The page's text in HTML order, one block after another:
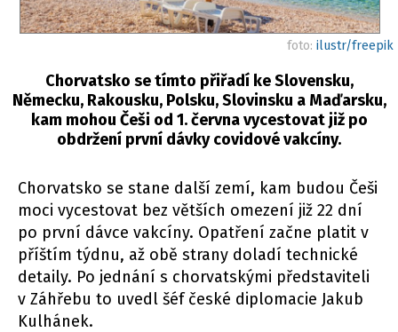
foto: ilustr/freepik
Chorvatsko se tímto přiřadí ke Slovensku,
Německu, Rakousku, Polsku, Slovinsku a Maďarsku,
kam mohou Češi od 1. června vycestovat již po
obdržení první dávky covidové vakcíny.
Chorvatsko se stane další zemí, kam budou Češi
moci vycestovat bez větších omezení již 22 dní
po první dávce vakcíny. Opatření začne platit v
příštím týdnu, až obě strany doladí technické
detaily. Po jednání s chorvatskými představiteli
v Záhřebu to uvedl šéf české diplomacie Jakub
Kulhánek.